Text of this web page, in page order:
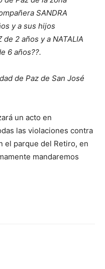
SANDRA
y a sus hijos
de 2 años y a NATALIA
6 años??.
de Paz de San José
un acto en
las violaciones contra
el parque del Retiro, en
mandaremos